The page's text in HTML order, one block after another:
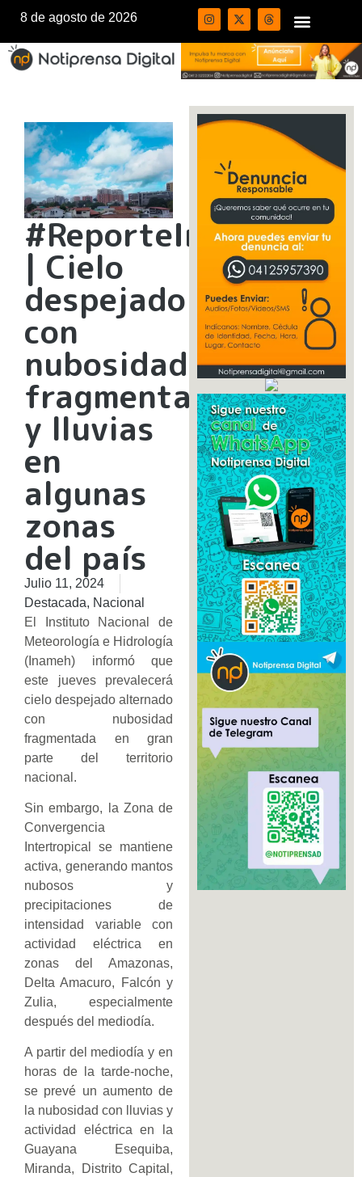
8 de agosto de 2026
#ReporteInameh
| Cielo
despejado
con
nubosidad
fragmentada
y lluvias
en
algunas
zonas
del país
Julio 11, 2024
Destacada, Nacional
El Instituto Nacional de
Meteorología e Hidrología
(Inameh) informó que
este jueves prevalecerá
cielo despejado alternado
con nubosidad
fragmentada en gran
parte del territorio
nacional.
Sin embargo, la Zona de
Convergencia
Intertropical se mantiene
activa, generando mantos
nubosos y
precipitaciones de
intensidad variable con
actividad eléctrica en
zonas del Amazonas,
Delta Amacuro, Falcón y
Zulia, especialmente
después del mediodía.
A partir del mediodía y en
horas de la tarde-noche,
se prevé un aumento de
la nubosidad con lluvias y
actividad eléctrica en la
Guayana Esequiba,
Miranda, Distrito Capital,